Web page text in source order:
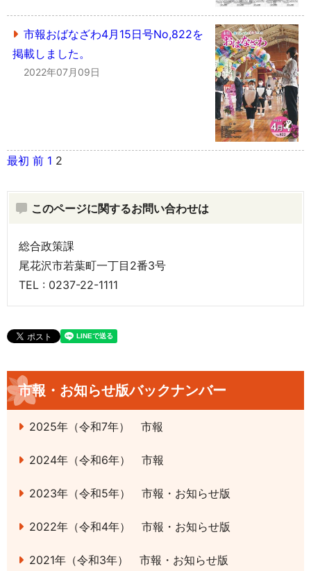
市報おばなざわ4月15日号No,822を
掲載しました。
2022年07月09日
最初 前 1 2
このページに関するお問い合わせは
総合政策課
尾花沢市若葉町一丁目2番3号
TEL : 0237-22-1111
市報・お知らせ版バックナンバー
2025年（令和7年） 市報
2024年（令和6年） 市報
2023年（令和5年） 市報・お知らせ版
2022年（令和4年） 市報・お知らせ版
2021年（令和3年） 市報・お知らせ版